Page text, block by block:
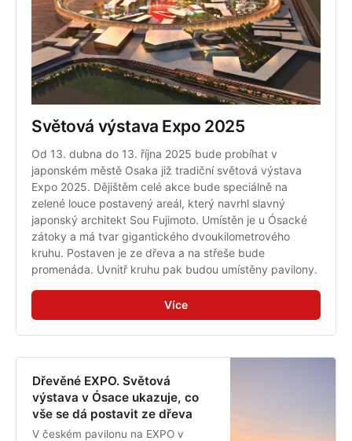
Světová výstava Expo 2025
Od 13. dubna do 13. října 2025 bude probíhat v
japonském městě Osaka již tradiční světová výstava
Expo 2025. Dějištěm celé akce bude speciálně na
zelené louce postavený areál, který navrhl slavný
japonský architekt Sou Fujimoto. Umístěn je u Ósacké
zátoky a má tvar gigantického dvoukilometrového
kruhu. Postaven je ze dřeva a na střeše bude
promenáda. Uvnitř kruhu pak budou umístěny pavilony.
Více
Dřevěné EXPO. Světová
výstava v Ósace ukazuje, co
vše se dá postavit ze dřeva
V českém pavilonu na EXPO v